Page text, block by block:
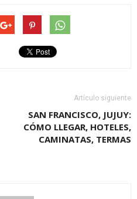
Artículo siguiente
SAN FRANCISCO, JUJUY:
CÓMO LLEGAR, HOTELES,
CAMINATAS, TERMAS